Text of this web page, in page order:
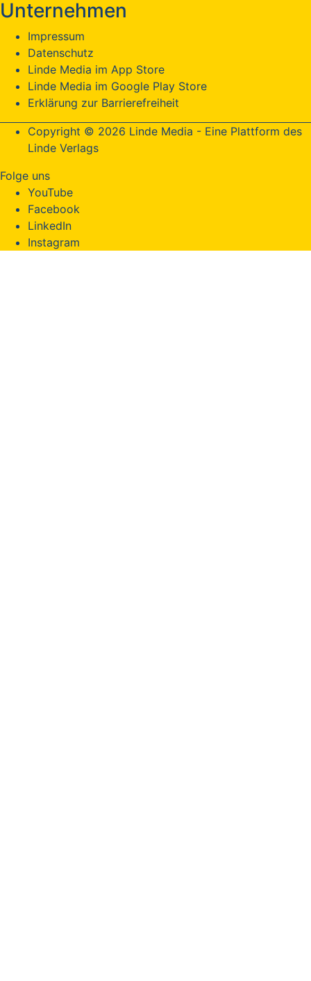
Unternehmen
Impressum
Datenschutz
Linde Media im App Store
Linde Media im Google Play Store
Erklärung zur Barrierefreiheit
Copyright © 2026 Linde Media - Eine Plattform des
Linde Verlags
Folge uns
YouTube
Facebook
LinkedIn
Instagram